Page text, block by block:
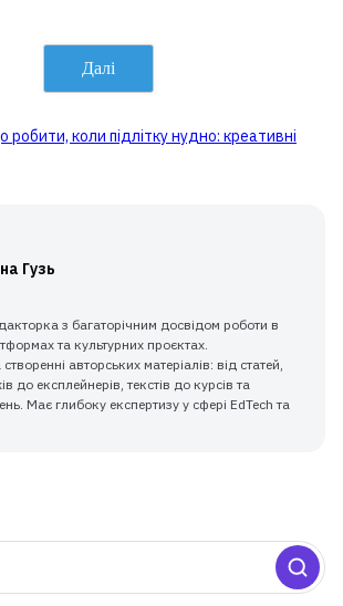
Далі
робити, коли підлітку нудно: креативні
Гузь
з багаторічним досвідом роботи в
та культурних проєктах.
авторських матеріалів: від статей,
до експлейнерів, текстів до курсів та
Має глибоку експертизу у сфері EdTech та